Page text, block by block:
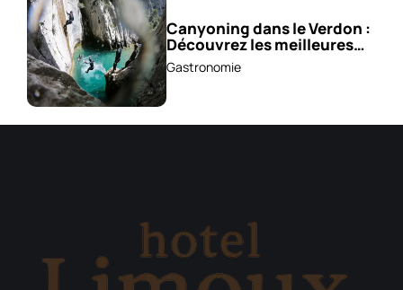
Canyoning dans le Verdon :
Découvrez les meilleures
excursions !
Gastronomie